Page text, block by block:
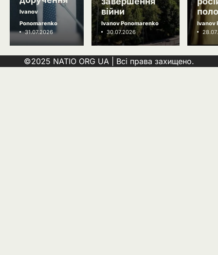
Іран заявив про скасований удар
по Україні після контактів
Ivanov Ponomarenko
Зеленський звільнив ще сімох
керівників дипломатичних місій
Ivanov
Ponomarenko
31.07.2026
війни
Ivanov Ponomarenko
30.07.2026
Ivanov
©2025 NATIO ORG UA | Всі права захищено.